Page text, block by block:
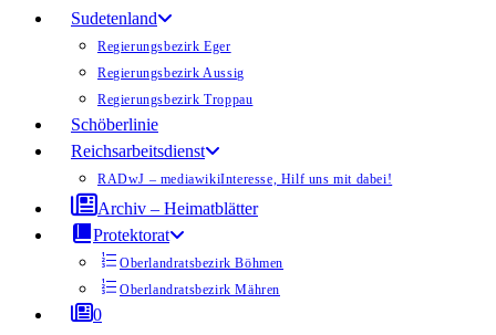
Sudetenland
Regierungsbezirk Eger
Regierungsbezirk Aussig
Regierungsbezirk Troppau
Schöberlinie
Reichsarbeitsdienst
RADwJ – mediawikiInteresse, Hilf uns mit dabei!
Archiv – Heimatblätter
Protektorat
Oberlandratsbezirk Böhmen
Oberlandratsbezirk Mähren
0